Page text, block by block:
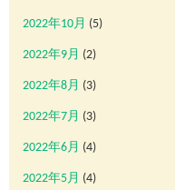
2022年10月 (5)
2022年9月 (2)
2022年8月 (3)
2022年7月 (3)
2022年6月 (4)
2022年5月 (4)